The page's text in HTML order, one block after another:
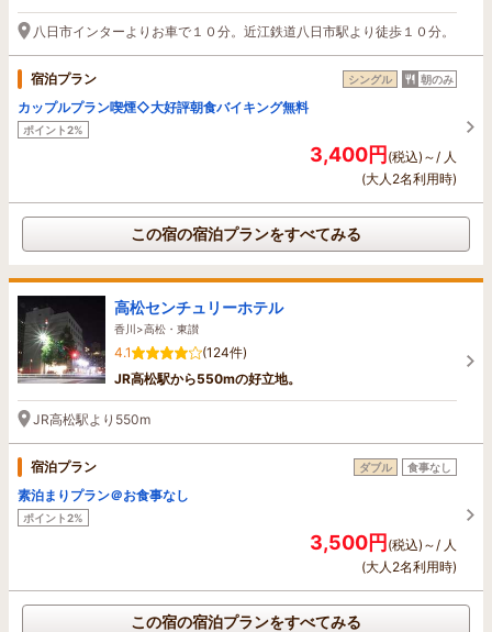
八日市インターよりお車で１０分。近江鉄道八日市駅より徒歩１０分。
宿泊プラン シングル 朝のみ
カップルプラン喫煙◇大好評朝食バイキング無料
ポイント2%
3,400円(税込)～/ 人
(大人2名利用時)
この宿の宿泊プランをすべてみる
高松センチュリーホテル
香川>高松・東讃
4.1
(124件)
JR高松駅から550mの好立地。
JR高松駅より550m
宿泊プラン ダブル 食事なし
素泊まりプラン＠お食事なし
ポイント2%
3,500円(税込)～/ 人
(大人2名利用時)
この宿の宿泊プランをすべてみる